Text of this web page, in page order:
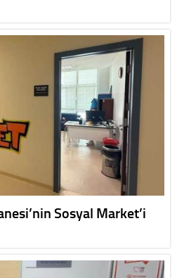
Sosyal Market’i